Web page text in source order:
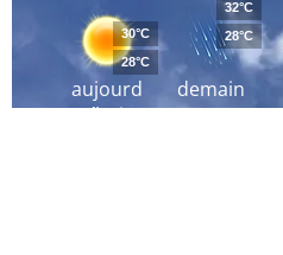
aujourd
´hui
30°C
28°C
demain
32°C
28°C